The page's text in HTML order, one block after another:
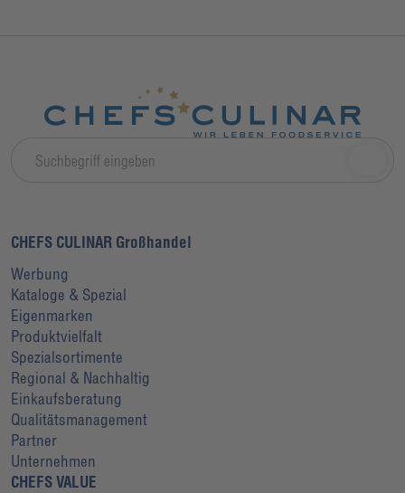
CHEFS CULINAR Großhandel
Werbung
Kataloge & Spezial
Eigenmarken
Produktvielfalt
Spezialsortimente
Regional & Nachhaltig
Einkaufsberatung
Qualitätsmanagement
Partner
Unternehmen
CHEFS VALUE